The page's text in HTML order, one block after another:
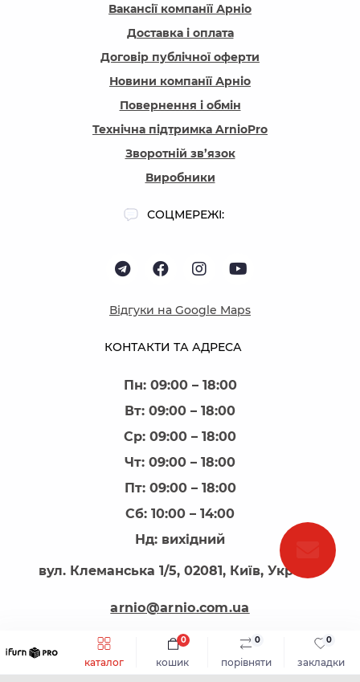
каталог порівняти
0
закладки
0
кошик
0
КОНТАКТИ ТА АДРЕСА
Пн: 09:00 – 18:00
Вт: 09:00 – 18:00
Ср: 09:00 – 18:00
Чт: 09:00 – 18:00
Пт: 09:00 – 18:00
Сб: 10:00 – 14:00
Нд: вихідний
вул. Клеманська 1/5, 02081, Київ, Україна
arnio@arnio.com.ua
Вакансії компанїї Арніо
Доставка і оплата
Договір публічної оферти
Новини компанїї Арніо
Повернення і обмін
Технічна підтримка ArnioPro
Зворотній зв’язок
Виробники
СОЦМЕРЕЖІ:
Відгуки на Google Maps